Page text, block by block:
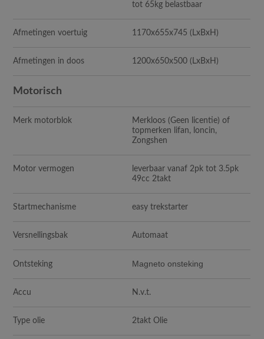
tot 65kg belastbaar
Afmetingen voertuig 1170x655x745 (LxBxH)
Afmetingen in doos 1200x650x500 (LxBxH)
Motorisch
Merk motorblok
Merkloos (Geen licentie) of
topmerken lifan, loncin,
Zongshen
Motor vermogen
leverbaar vanaf 2pk tot 3.5pk
49cc 2takt
Startmechanisme easy trekstarter
Versnellingsbak Automaat
Ontsteking Magneto onsteking
Accu N.v.t.
Type olie 2takt Olie